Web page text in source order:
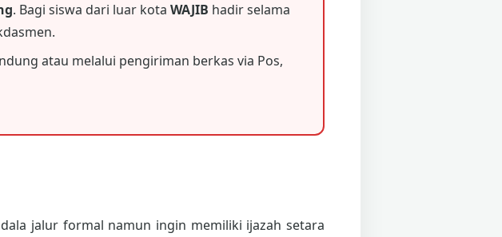
. Bagi siswa dari luar kota WAJIB hadir selama
atau melalui pengiriman berkas via Pos,
jalur formal namun ingin memiliki ijazah setara